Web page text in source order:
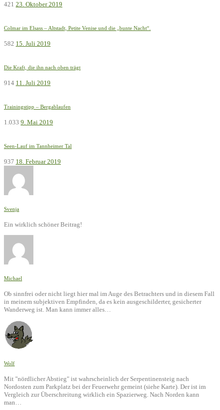
421 23. Oktober 2019
Colmar im Elsass – Altstadt, Petite Venise und die „bunte Nacht“.
582 15. Juli 2019
Die Kraft, die ihn nach oben trägt
914 11. Juli 2019
Trainingstipp – Bergablaufen
1.033 9. Mai 2019
Seen-Lauf im Tannheimer Tal
937 18. Februar 2019
Svenja
Ein wirklich schöner Beitrag!
Michael
Ob sinnfrei oder nicht liegt hier mal im Auge des Betrachters und in diesem Fall
in meinem subjektiven Empfinden, da es kein ausgeschilderter, gesicherter
Wanderweg ist. Man kann immer alles…
Wolf
Mit "nördlicher Abstieg" ist wahrscheinlich der Serpentinensteig nach
Nordosten zum Parkplatz bei der Feuerwehr gemeint (siehe Karte). Der ist im
Vergleich zur Überschreitung wirklich ein Spazierweg. Nach Norden kann
man…